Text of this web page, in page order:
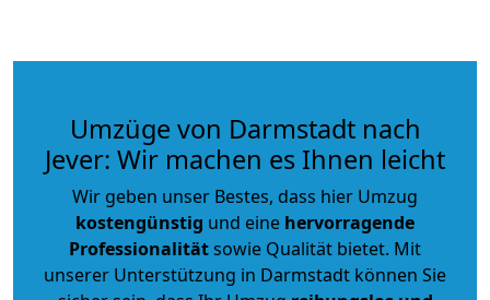
Umzüge von Darmstadt nach
Jever: Wir machen es Ihnen leicht
Wir geben unser Bestes, dass hier Umzug
kostengünstig und eine hervorragende
Professionalitätsowie Qualität bietet. Mit
unserer Unterstützung in Darmstadt können Sie